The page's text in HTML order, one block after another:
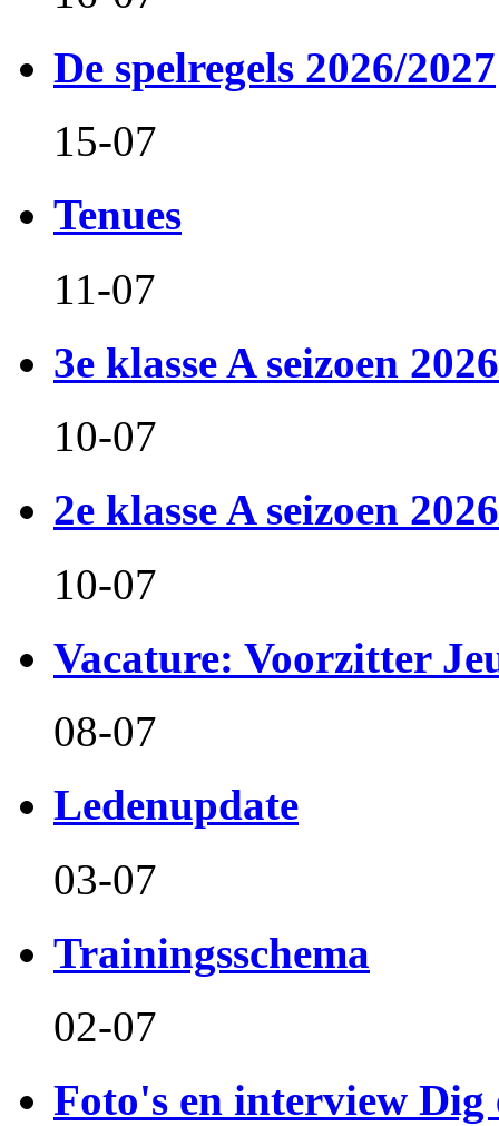
De spelregels 2026/2027
15-07
Tenues
11-07
3e klasse A seizoen
10-07
2e klasse A seizoen
10-07
Vacature: Voorzitter
08-07
Ledenupdate
03-07
Trainingsschema
02-07
Foto's en interview Dig